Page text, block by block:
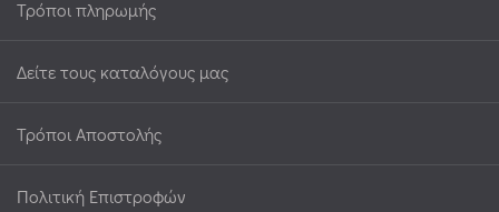
Τρόποι πληρωμής
Δείτε τους καταλόγους μας
Τρόποι Αποστολής
Πολιτική Επιστροφών